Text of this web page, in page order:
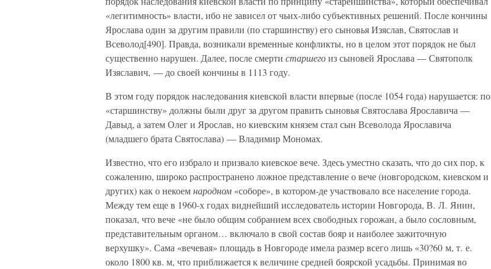
«легитимность» власти, ибо не зависел от чьих-либо субъективных решений. После кончины
Ярослава один за другим правили (по старшинству) его сыновья Изяслав, Святослав и
Всеволод[490]. Правда, возникали временные конфликты, но в целом этот порядок не был
существенно нарушен. Далее, после смерти старшегоиз сыновей Ярослава — Святополк
Изяславич, — до своей кончины в 1113 году.
В этом году порядок наследования киевской власти впервые (после 1054 года) нарушается: по
«старшинству» должны были друг за другом править сыновья Святослава Ярославича —
Давыд, а затем Олег и Ярослав, но киевским князем стал сын Всеволода Ярославича
(младшего брата Святослава) — Владимир Мономах.
Известно, что его избрало и призвало киевское вече. Здесь уместно сказать, что до сих пор, к
сожалению, широко распространено ложное представление о вече (новгородском, киевском и
других) как о некоемнародном «соборе», в котором-де участвовало все население города.
Между тем еще в 1960-х годах виднейший исследователь истории Новгорода, В. Л. Янин,
показал, что вече «не было общим собранием всех свободных горожан, а было сословным,
представительным органом… включало в свой состав бояр и наиболее зажиточную
верхушку». Сама «вечевая» площадь в Новгороде имела размер всего лишь «30?60 м, т. е.
около 1800 кв. м, что приближается к величине средней боярской усадьбы. Принимая во